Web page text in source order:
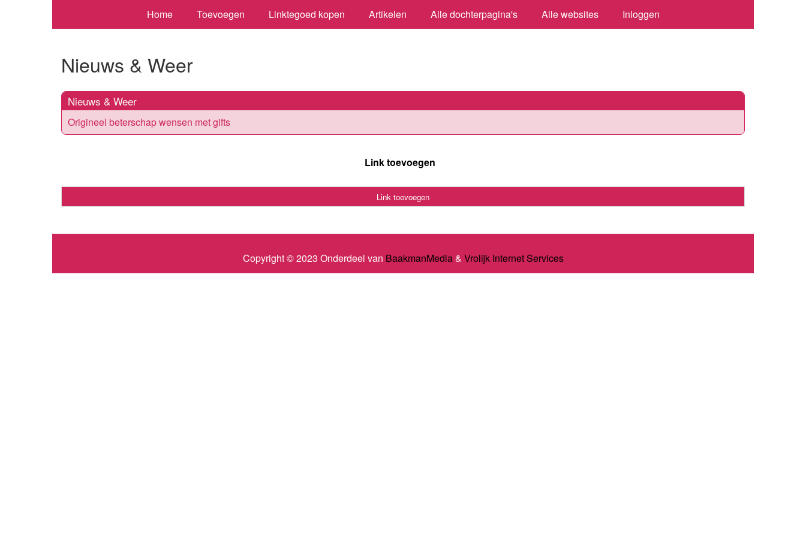
Home Toevoegen Linktegoed kopen Artikelen Alle dochterpagina's Alle websites Inloggen
Nieuws & Weer
Nieuws & Weer
Origineel beterschap wensen met gifts
Link toevoegen
Link toevoegen
Copyright © 2023 Onderdeel van BaakmanMedia& Vrolijk Internet Services